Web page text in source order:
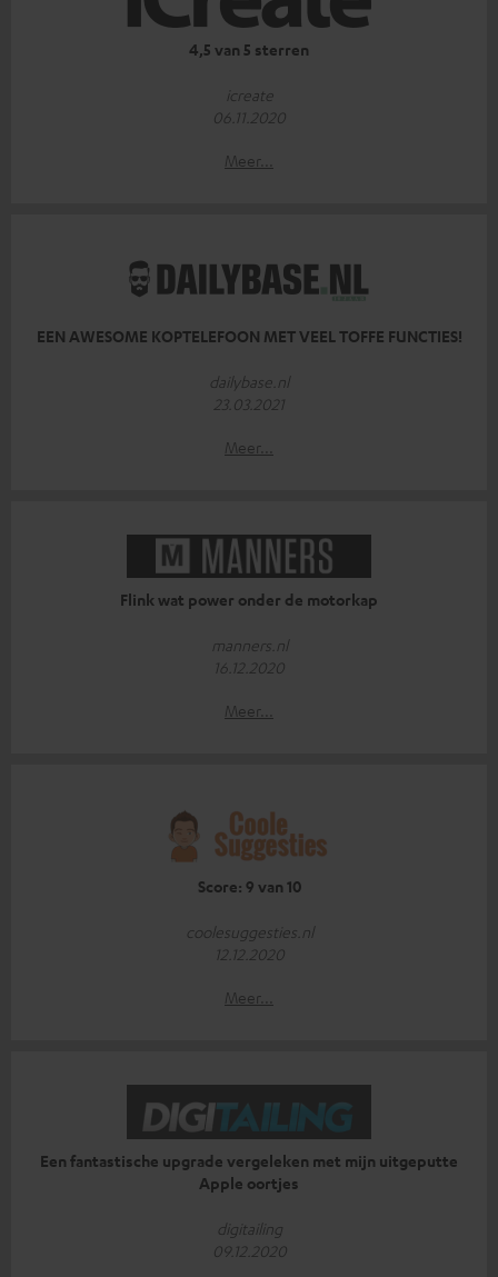
4,5 van 5 sterren
icreate
06.11.2020
Meer...
EEN AWESOME KOPTELEFOON MET VEEL TOFFE FUNCTIES!
dailybase.nl
23.03.2021
Meer...
Flink wat power onder de motorkap
manners.nl
16.12.2020
Meer...
Score: 9 van 10
coolesuggesties.nl
12.12.2020
Meer...
Een fantastische upgrade vergeleken met mijn uitgeputte
Apple oortjes
digitailing
09.12.2020